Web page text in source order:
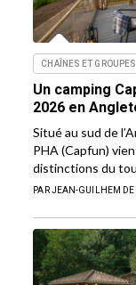
CHAÎNES ET GROUPES
Un camping
2026 en
Situé au sud de
PHA (Capfun)
distinctions du
PAR JEAN-GUILHEM DE